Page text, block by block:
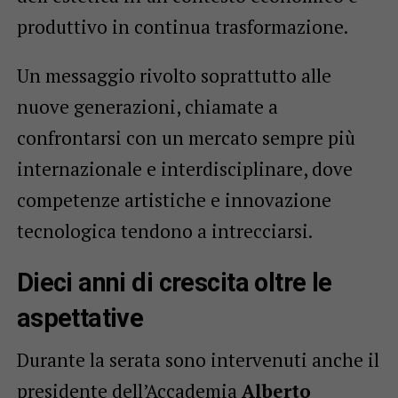
produttivo in continua trasformazione.
Un messaggio rivolto soprattutto alle
nuove generazioni, chiamate a
confrontarsi con un mercato sempre più
internazionale e interdisciplinare, dove
competenze artistiche e innovazione
tecnologica tendono a intrecciarsi.
Dieci anni di crescita oltre le
aspettative
Durante la serata sono intervenuti anche il
presidente dell’Accademia Alberto